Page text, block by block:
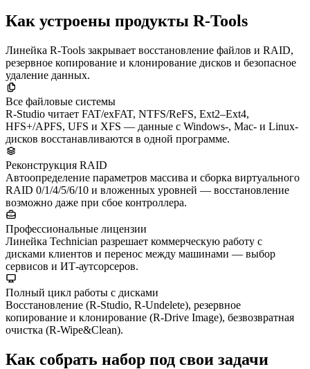
Как устроены продукты R-Tools
Линейка R-Tools закрывает восстановление файлов и RAID,
резервное копирование и клонирование дисков и безопасное
удаление данных.
Все файловые системы
R-Studio читает FAT/exFAT, NTFS/ReFS, Ext2–Ext4,
HFS+/APFS, UFS и XFS — данные с Windows-, Mac- и Linux-
дисков восстанавливаются в одной программе.
Реконструкция RAID
Автоопределение параметров массива и сборка виртуального
RAID 0/1/4/5/6/10 и вложенных уровней — восстановление
возможно даже при сбое контроллера.
Профессиональные лицензии
Линейка Technician разрешает коммерческую работу с
дисками клиентов и перенос между машинами — выбор
сервисов и ИТ-аутсорсеров.
Полный цикл работы с дисками
Восстановление (R-Studio, R-Undelete), резервное
копирование и клонирование (R-Drive Image), безвозвратная
очистка (R-Wipe&Clean).
Как собрать набор под свои задачи